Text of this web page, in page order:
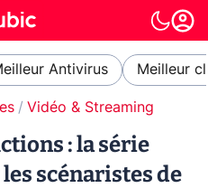
Antivirus Meilleur
Vidéo & Streaming
: la série
scénaristes de